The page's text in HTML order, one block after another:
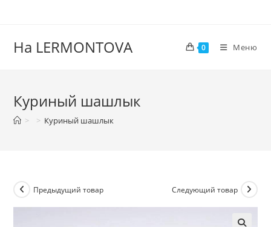
На LERMONTOVA 0 Меню
Куриный шашлык
> > Куриный шашлык
Предыдущий товар Следующий товар